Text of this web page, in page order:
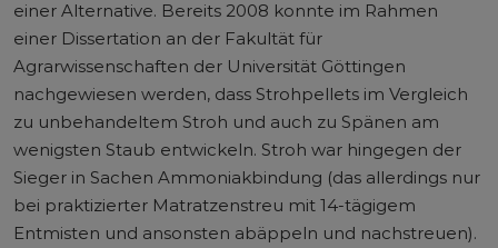
einer Alternative. Bereits 2008 konnte im Rahmen
einer Dissertation an der Fakultät für
Agrarwissenschaften der Universität Göttingen
nachgewiesen werden, dass Strohpellets im Vergleich
zu unbehandeltem Stroh und auch zu Spänen am
wenigsten Staub entwickeln. Stroh war hingegen der
Sieger in Sachen Ammoniakbindung (das allerdings nur
bei praktizierter Matratzenstreu mit 14-tägigem
Entmisten und ansonsten abäppeln und nachstreuen).